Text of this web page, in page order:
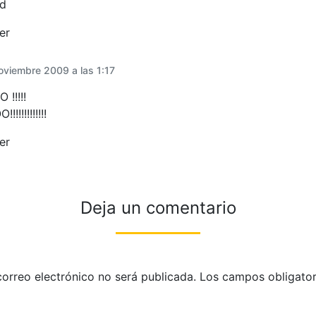
2009 a las 1:17
!!!!!
Deja un comentario
electrónico no será publicada. Los campos